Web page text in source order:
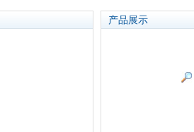
产品展示